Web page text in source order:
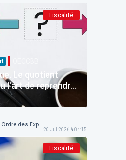
Fiscalité
Le quotient
l'art de reprendre
donné
Ordre des Experts-comptables et
20 Jul 2026 à 04:15
Fiscalité